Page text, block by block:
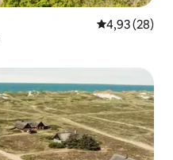
Évaluation
4,93 (28)